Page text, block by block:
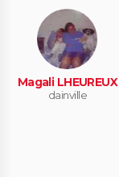
Magali LHEUREUX
dainville